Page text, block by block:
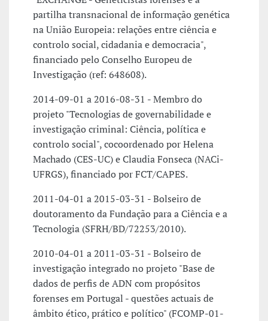
partilha transnacional de informação genética
na União Europeia: relações entre ciência e
controlo social, cidadania e democracia",
financiado pelo Conselho Europeu de
Investigação (ref: 648608).
2014-09-01 a 2016-08-31 - Membro do
projeto "Tecnologias de governabilidade e
investigação criminal: Ciência, política e
controlo social", cocoordenado por Helena
Machado (CES-UC) e Claudia Fonseca (NACi-
UFRGS), financiado por FCT/CAPES.
2011-04-01 a 2015-03-31 - Bolseiro de
doutoramento da Fundação para a Ciência e a
Tecnologia (SFRH/BD/72253/2010).
2010-04-01 a 2011-03-31 - Bolseiro de
investigação integrado no projeto "Base de
dados de perfis de ADN com propósitos
forenses em Portugal - questões actuais de
âmbito ético, prático e político" (FCOMP-01-